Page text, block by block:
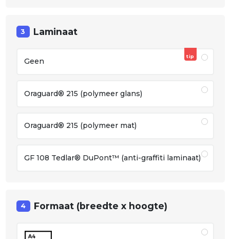
3 Laminaat
tip
Geen
Oraguard® 215 (polymeer glans)
Oraguard® 215 (polymeer mat)
GF 108 Tedlar® DuPont™ (anti-graffiti laminaat)
4 Formaat (breedte x hoogte)